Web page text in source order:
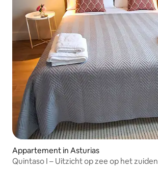
Appartement in Asturias
Quintaso I – Uitzicht op zee op het zuiden